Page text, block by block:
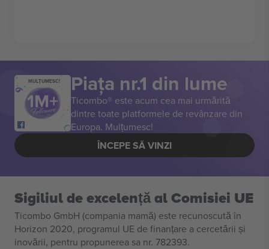
MULȚUMESC! Piața nr.1 din lume
Ticombo® este acum cea mai urmărită
dintre toate platformele de revânzare din
Europa. Mulțumesc!
ÎNCEPE SĂ VINZI
Sigiliul de excelență al Comisiei UE
Ticombo GmbH (compania mamă) este recunoscută în
Horizon 2020, programul UE de finanțare a cercetării și
inovării, pentru propunerea sa nr. 782393.